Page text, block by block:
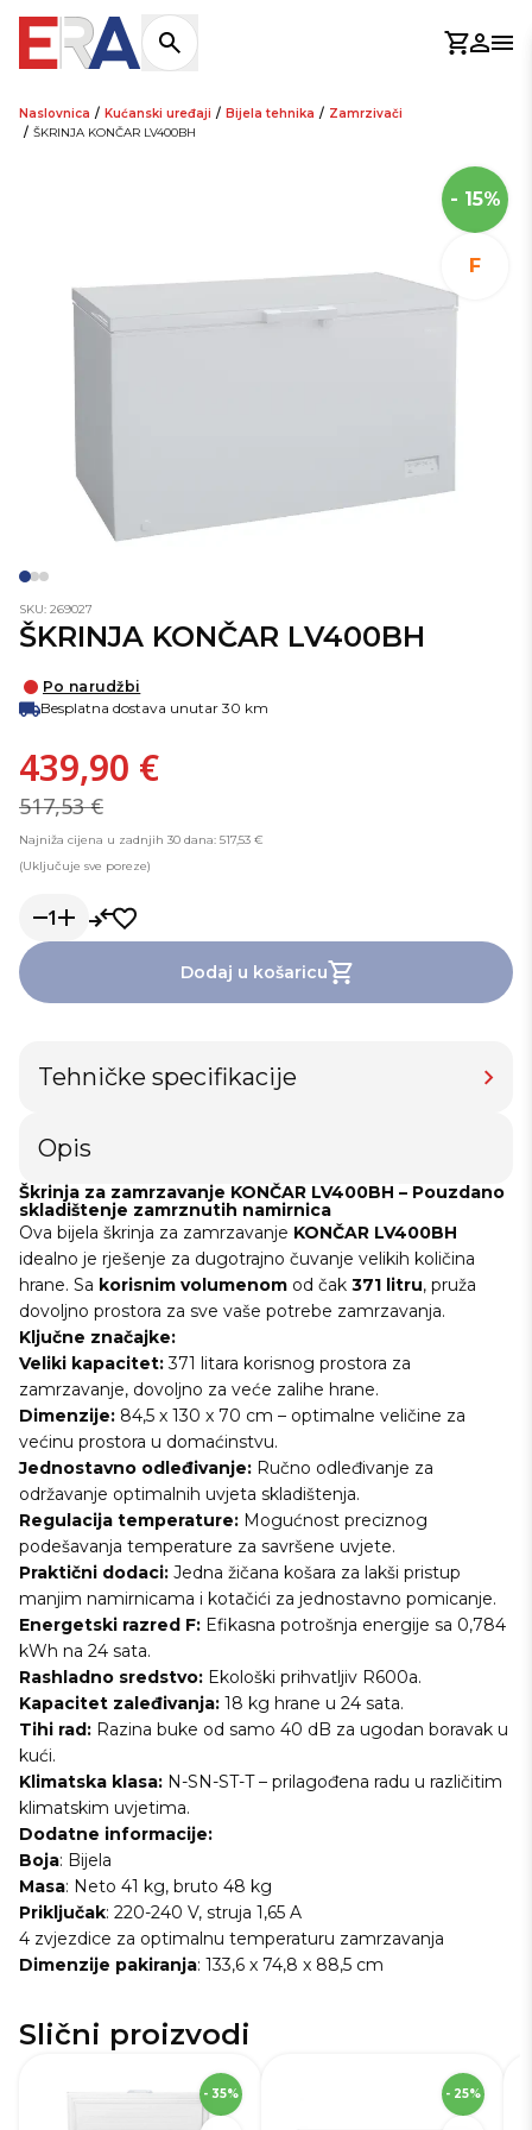
Košarica
Naslovnica / Kućanski uređaji / Bijela tehnika / Zamrzivači
/ ŠKRINJA KONČAR LV400BH
- 15%
F
SKU: 269027
ŠKRINJA KONČAR LV400BH
Po narudžbi
Besplatna dostava unutar 30 km
439,90 €
517,53 €
Najniža cijena u zadnjih 30 dana: 517,53 €
(Uključuje sve poreze)
1
Dodaj u košaricu
Tehničke specifikacije
Opis
Škrinja za zamrzavanje KONČAR LV400BH – Pouzdano
skladištenje zamrznutih namirnica
Ova bijela škrinja za zamrzavanje KONČAR LV400BH
idealno je rješenje za dugotrajno čuvanje velikih količina
hrane. Sa korisnim volumenom od čak 371 litru, pruža
dovoljno prostora za sve vaše potrebe zamrzavanja.
Ključne značajke:
Veliki kapacitet:371 litara korisnog prostora za
zamrzavanje, dovoljno za veće zalihe hrane.
Dimenzije: 84,5 x 130 x 70 cm – optimalne veličine za
većinu prostora u domaćinstvu.
Jednostavno odleđivanje: Ručno odleđivanje za
održavanje optimalnih uvjeta skladištenja.
Regulacija temperature: Mogućnost preciznog
podešavanja temperature za savršene uvjete.
Praktični dodaci: Jedna žičana košara za lakši pristup
manjim namirnicama i kotačići za jednostavno pomicanje.
Energetski razred F: Efikasna potrošnja energije sa 0,784
kWh na 24 sata.
Rashladno sredstvo: Ekološki prihvatljiv R600a.
Kapacitet zaleđivanja: 18 kg hrane u 24 sata.
Tihi rad: Razina buke od samo 40 dB za ugodan boravak u
kući.
Klimatska klasa: N-SN-ST-T – prilagođena radu u različitim
klimatskim uvjetima.
Dodatne informacije:
Boja: Bijela
Masa: Neto 41 kg, bruto 48 kg
Priključak: 220-240 V, struja 1,65 A
4 zvjezdice za optimalnu temperaturu zamrzavanja
Dimenzije pakiranja: 133,6 x 74,8 x 88,5 cm
Slični proizvodi
- 35%
271628
84,7 cm
- 25%